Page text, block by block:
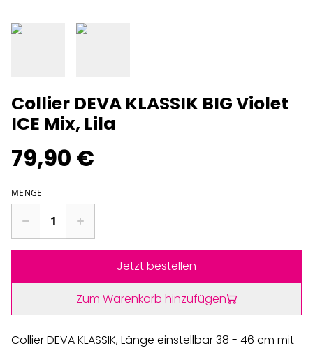
Collier DEVA KLASSIK BIG Violet
ICE Mix, Lila
79,90 €
MENGE
Jetzt bestellen
Zum Warenkorb hinzufügen
Collier DEVA KLASSIK, Länge einstellbar 38 - 46 cm mit